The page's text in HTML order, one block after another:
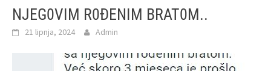
NJEG0VIM R0ĐENIM BRAT0M..
21 lipnja, 2024 Admin